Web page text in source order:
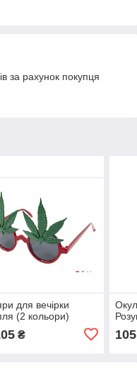
за рахунок покупця
для вечірки
(2 кольори)
₴ 105